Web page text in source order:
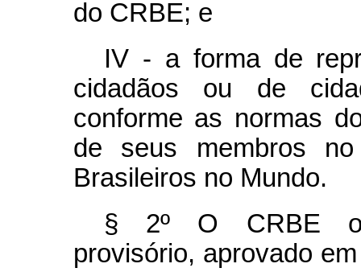
do CRBE; e
IV - a forma de
cidadãos ou de
conforme as normas
de seus membros
Brasileiros no Mundo.
§ 2º O CRBE
provisório, aprovado